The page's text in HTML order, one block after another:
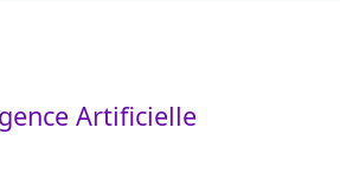
Artificielle